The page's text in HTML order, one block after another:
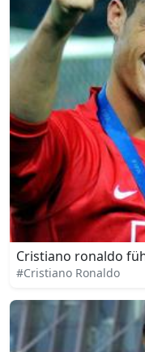
Cristiano ronaldo
#Cristiano Ronaldo